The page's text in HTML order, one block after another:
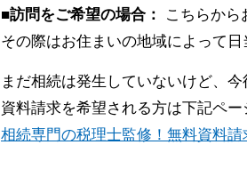
■訪問をご希望の場合：
こちらから
その際はお住まいの地域によって
まだ相続は発生していないけど、
資料請求を希望される方は下記ペー
相続専門の税理士監修！無料資料請